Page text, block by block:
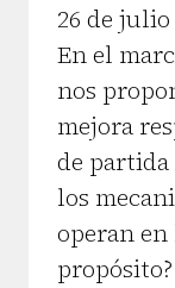
26 de julio
En el
nos
mejora
de partida
los
operan
propósito?